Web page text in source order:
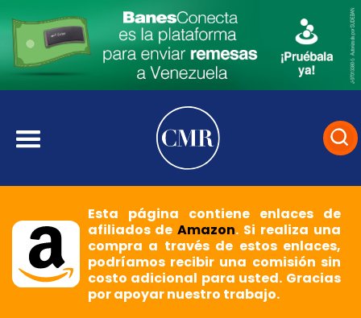
Esta página contiene enlaces de
afiliados deAmazon. Si realiza una
compra a través de estos enlaces,
podríamos recibir una comisión sin
costo adicional para usted. Gracias
por apoyar nuestro trabajo.